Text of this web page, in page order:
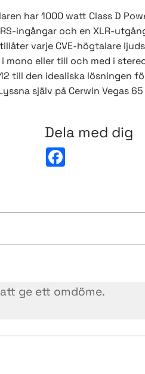
har 1000 watt Class D
ingångar och en XLR-
varje CVE-högtalare
mono eller till och med i
till den idealiska lösningen
själv på Cerwin Vegas
Dela med dig
o